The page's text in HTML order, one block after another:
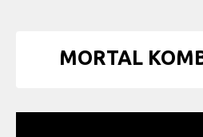
MORTAL